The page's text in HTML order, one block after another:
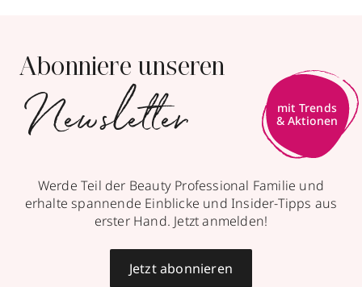
Abonniere unseren
Newsletter
mit Trends
& Aktionen
Werde Teil der Beauty Professional Familie und
erhalte spannende Einblicke und Insider-Tipps aus
erster Hand. Jetzt anmelden!
Jetzt abonnieren